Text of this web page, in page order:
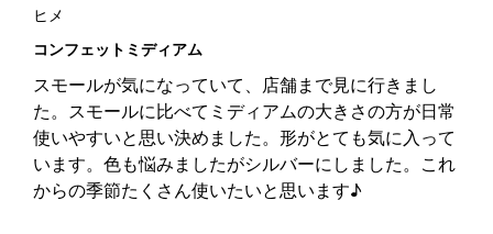
ヒメ
コンフェットミディアム
スモールが気になっていて、店舗まで見に行きまし
た。スモールに比べてミディアムの大きさの方が日常
使いやすいと思い決めました。形がとても気に入って
います。色も悩みましたがシルバーにしました。これ
からの季節たくさん使いたいと思います♪